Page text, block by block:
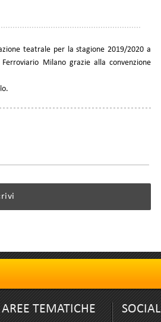
teatrale per la stagione 2019/2020 a
Milano grazie alla convenzione
AREE TEMATICHE SOCIAL